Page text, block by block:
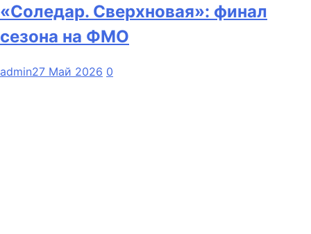
«Соледар. Сверхновая»: финал
сезона на ФМО
admin27 Май 2026 0